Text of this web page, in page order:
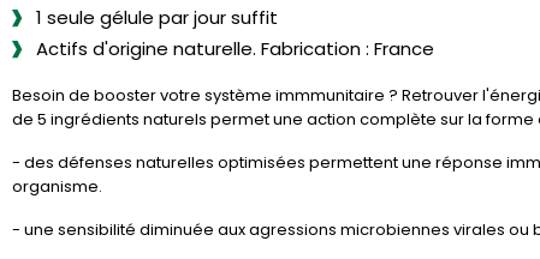
1 seule gélule par jour suffit
Actifs d'origine naturelle. Fabrication : France
Besoin de booster votre système immmunitaire ? Retrouver
de 5 ingrédients naturels permet une action complète sur la forme
- des défenses naturelles optimisées permettent une réponse
organisme.
- une sensibilité diminuée aux agressions microbiennes virales ou